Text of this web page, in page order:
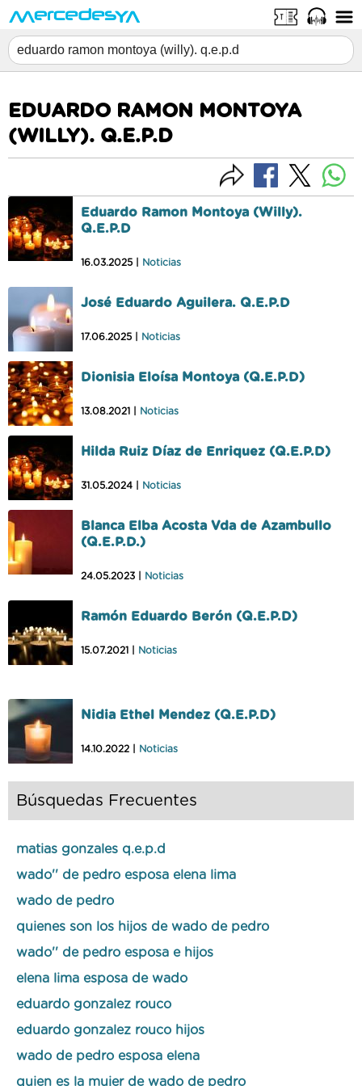
EDUARDO RAMON MONTOYA
(WILLY). Q.E.P.D
Eduardo Ramon Montoya (Willy).
Q.E.P.D
16.03.2025 | Noticias
José Eduardo Aguilera. Q.E.P.D
17.06.2025 | Noticias
Dionisia Eloísa Montoya (Q.E.P.D)
13.08.2021 | Noticias
Hilda Ruiz Díaz de Enriquez (Q.E.P.D)
31.05.2024 | Noticias
Blanca Elba Acosta Vda de Azambullo
(Q.E.P.D.)
24.05.2023 | Noticias
Ramón Eduardo Berón (Q.E.P.D)
15.07.2021 | Noticias
Nidia Ethel Mendez (Q.E.P.D)
14.10.2022 | Noticias
Búsquedas Frecuentes
matias gonzales q.e.p.d
wado'' de pedro esposa elena lima
wado de pedro
quienes son los hijos de wado de pedro
wado'' de pedro esposa e hijos
elena lima esposa de wado
eduardo gonzalez rouco
eduardo gonzalez rouco hijos
wado de pedro esposa elena
quien es la mujer de wado de pedro